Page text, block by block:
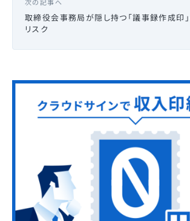
次の記事へ
取締役会事務局が隠し持つ「議事録作成印
リスク